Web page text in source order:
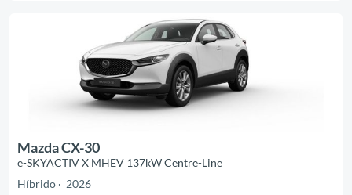
Mazda CX-30
e-SKYACTIV X MHEV 137kW Centre-Line
Híbrido
2026